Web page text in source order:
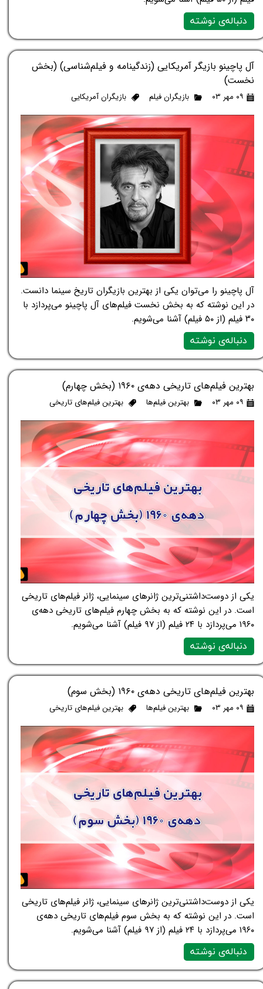
دنباله‌ی نوشته
آل پاچینو بازیگر آمریکایی (زندگینامه و فیلم‌شناسی) (بخش
نخست)
۰۹ مهر ۰۳ بازیگران فیلم بازیگران آمریکایی
آل پاچینو را می‌توان یکی از بهترین بازیگران تاریخ سینما دانست.
در این نوشته که به بخش نخست فیلم‌های آل پاچینو می‌پردازد با
۳۰ فیلم (از ۵۰ فیلم) آشنا می‌شویم.
دنباله‌ی نوشته
بهترین فیلم‌های تاریخی دهه‌ی ۱۹۶۰ (بخش چهارم)
۰۹ مهر ۰۳ بهترین فیلم‌ها بهترین فیلم‌های تاریخی
یکی از دوست‌داشتنی‌ترین ژانرهای سینمایی، ژانر فیلم‌های تاریخی
است. در این نوشته که به بخش چهارم فیلم‌های تاریخی دهه‌ی
۱۹۶۰ می‌پردازد با ۲۴ فیلم (از ۹۷ فیلم) آشنا می‌شویم.
دنباله‌ی نوشته
بهترین فیلم‌های تاریخی دهه‌ی ۱۹۶۰ (بخش سوم)
۰۹ مهر ۰۳ بهترین فیلم‌ها بهترین فیلم‌های تاریخی
یکی از دوست‌داشتنی‌ترین ژانرهای سینمایی، ژانر فیلم‌های تاریخی
است. در این نوشته که به بخش سوم فیلم‌های تاریخی دهه‌ی
۱۹۶۰ می‌پردازد با ۲۴ فیلم (از ۹۷ فیلم) آشنا می‌شویم.
دنباله‌ی نوشته